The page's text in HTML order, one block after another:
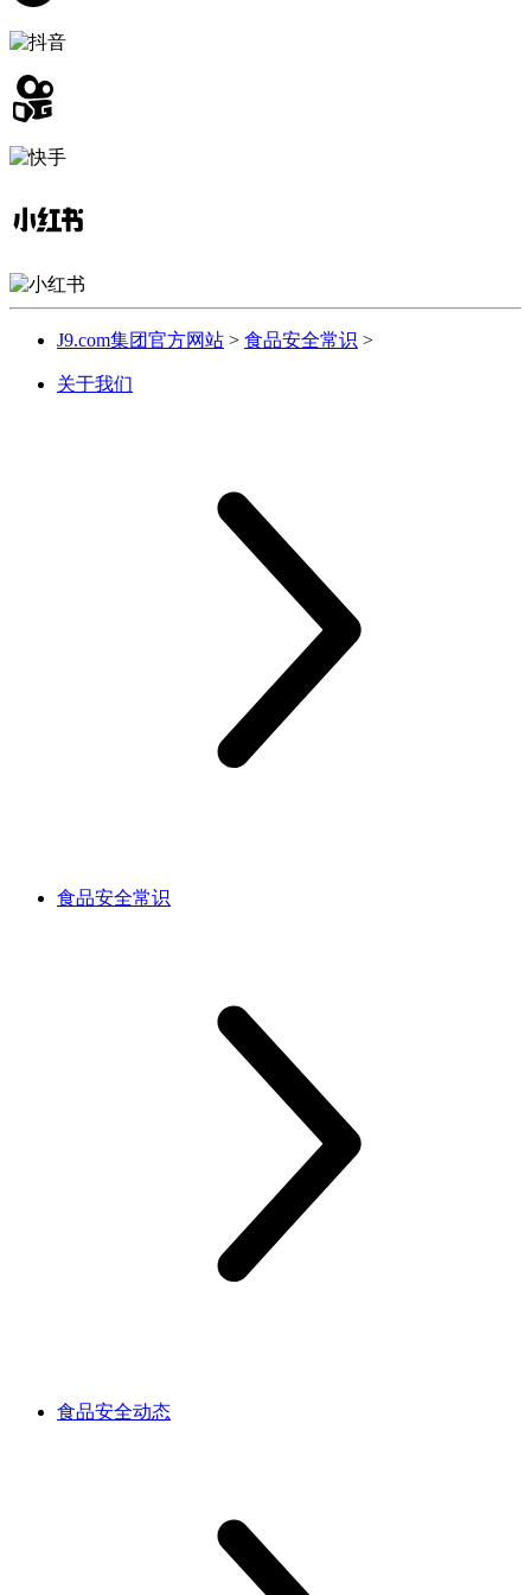
J9.com集团官方网站 > 食品安全常识 >
关于我们
食品安全常识
食品安全动态